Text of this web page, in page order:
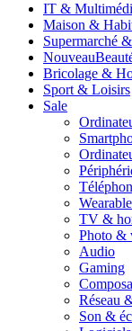
IT &
Maison &
Supermarché
Nouveau
Bricolage &
Sport & Loisirs
Sale
TV &
Photo &
Audio
Gaming
Réseau
Son &